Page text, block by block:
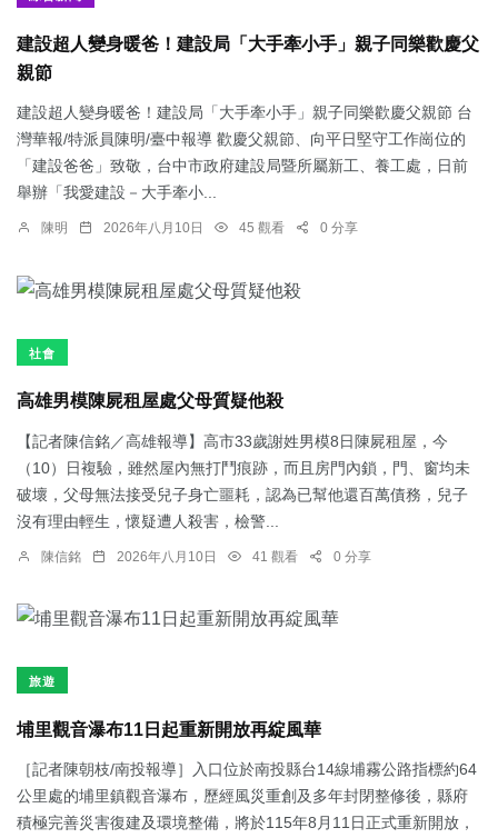
建設超人變身暖爸！建設局「大手牽小手」親子同樂歡慶父
親節
建設超人變身暖爸！建設局「大手牽小手」親子同樂歡慶父親節 台
灣華報/特派員陳明/臺中報導 歡慶父親節、向平日堅守工作崗位的
「建設爸爸」致敬，台中市政府建設局暨所屬新工、養工處，日前
舉辦「我愛建設－大手牽小...
陳明 2026年八月10日 45 觀看 0 分享
社會
高雄男模陳屍租屋處父母質疑他殺
【記者陳信銘／高雄報導】高市33歲謝姓男模8日陳屍租屋，今
（10）日複驗，雖然屋內無打鬥痕跡，而且房門內鎖，門、窗均未
破壞，父母無法接受兒子身亡噩耗，認為已幫他還百萬債務，兒子
沒有理由輕生，懷疑遭人殺害，檢警...
陳信銘 2026年八月10日 41 觀看 0 分享
旅遊
埔里觀音瀑布11日起重新開放再綻風華
［記者陳朝枝/南投報導］入口位於南投縣台14線埔霧公路指標約64
公里處的埔里鎮觀音瀑布，歷經風災重創及多年封閉整修後，縣府
積極完善災害復建及環境整備，將於115年8月11日正式重新開放，